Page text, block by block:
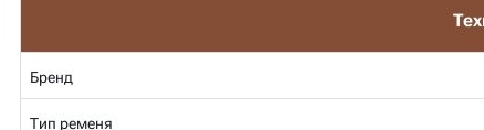
Бренд
Тип ременя